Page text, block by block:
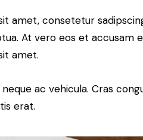
amet, consetetur
At vero eos et accusam
amet.
ac vehicula. Cras
erat.